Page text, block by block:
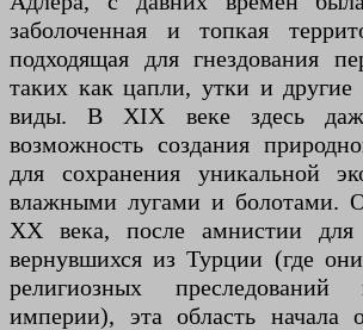
заболоченная и топкая
подходящая для гнездования
таких как цапли, утки и другие
виды. В XIX веке здесь
возможность создания
для сохранения уникальной
влажными лугами и болотами.
XX века, после амнистии для
вернувшихся из Турции (где
религиозных
империи), эта область начала